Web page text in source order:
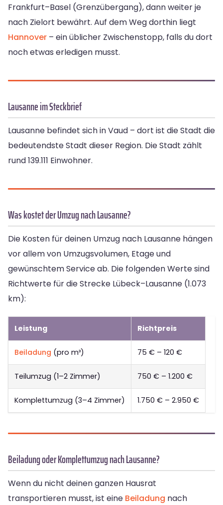
Frankfurt–Basel (Grenzübergang), dann weiter je
nach Zielort bewährt. Auf dem Weg dorthin liegt
Hannover – ein üblicher Zwischenstopp, falls du dort
noch etwas erledigen musst.
Lausanne im Steckbrief
Lausanne befindet sich in Vaud – dort ist die Stadt die
bedeutendste Stadt dieser Region. Die Stadt zählt
rund 139.111 Einwohner.
Was kostet der Umzug nach Lausanne?
Die Kosten für deinen Umzug nach Lausanne hängen
vor allem von Umzugsvolumen, Etage und
gewünschtem Service ab. Die folgenden Werte sind
Richtwerte für die Strecke Lübeck–Lausanne (1.073
km):
Leistung Richtpreis
Beiladung (pro m³) 75 € – 120 €
Teilumzug (1–2 Zimmer) 750 € – 1.200 €
Komplettumzug (3–4 Zimmer) 1.750 € – 2.950 €
Beiladung oder Komplettumzug nach Lausanne?
Wenn du nicht deinen ganzen Hausrat
transportieren musst, ist eine Beiladung nach